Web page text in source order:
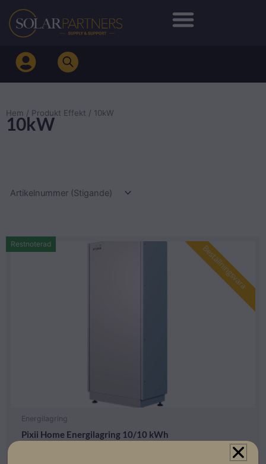
Hoppa
innehåll
Hem / Produkt Effekt / 10kW
10kW
Beställningsvara
Energilagring
Pixii Home Energilagring 10/10 kWh
Restnoterad